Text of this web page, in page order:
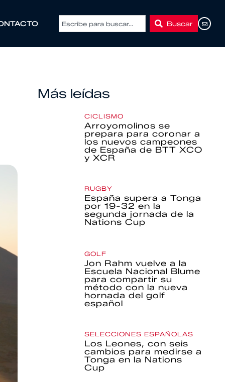
Buscar
Más leídas
CICLISMO
Arroyomolinos se
prepara para coronar a
los nuevos campeones
de España de BTT XCO
y XCR
RUGBY
España supera a Tonga
por 19-32 en la
segunda jornada de la
Nations Cup
GOLF
Jon Rahm vuelve a la
Escuela Nacional Blume
para compartir su
método con la nueva
hornada del golf
español
SELECCIONES ESPAÑOLAS
Los Leones, con seis
cambios para medirse a
Tonga en la Nations
Cup